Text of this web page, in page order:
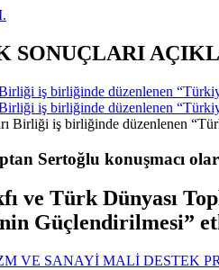
SONUÇLARI
iş birliğinde düzenlenen
iş birliğinde düzenlenen
Sertoğlu konuşmacı
ve Türk Dünyası
Güçlendirilmesi”
VE SANAYİ MALİ DESTEK